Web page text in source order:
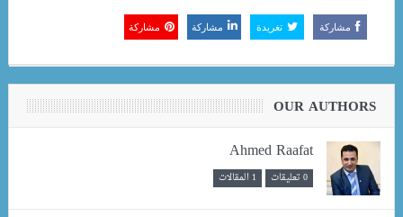
مشاركة تغريدة مشاركة مشاركة
OUR AUTHORS
Ahmed Raafat
0 تعليقات 1 المقالات